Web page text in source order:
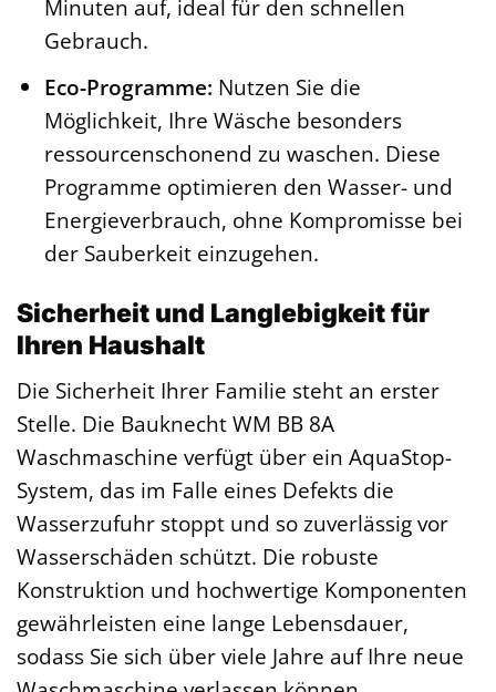
Minuten auf, ideal für den schnellen
Gebrauch.
Eco-Programme: Nutzen Sie die
Möglichkeit, Ihre Wäsche besonders
ressourcenschonend zu waschen. Diese
Programme optimieren den Wasser- und
Energieverbrauch, ohne Kompromisse bei
der Sauberkeit einzugehen.
Sicherheit und Langlebigkeit für
Ihren Haushalt
Die Sicherheit Ihrer Familie steht an erster
Stelle. Die Bauknecht WM BB 8A
Waschmaschine verfügt über ein AquaStop-
System, das im Falle eines Defekts die
Wasserzufuhr stoppt und so zuverlässig vor
Wasserschäden schützt. Die robuste
Konstruktion und hochwertige Komponenten
gewährleisten eine lange Lebensdauer,
sodass Sie sich über viele Jahre auf Ihre neue